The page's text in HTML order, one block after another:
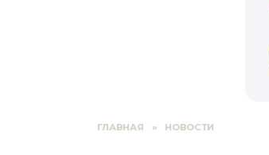
ГЛАВНАЯ » НОВОСТИ